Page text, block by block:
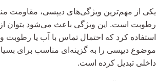
یکی از مهم‌ترین ویژگی‌های دیپسی، مقاومت
رطوبت است. این ویژگی باعث می‌شود بتوان
استفاده کرد که احتمال تماس با آب یا رطوبت
موضوع دیپسی را به گزینه‌ای مناسب برای
داخلی تبدیل کرده است.